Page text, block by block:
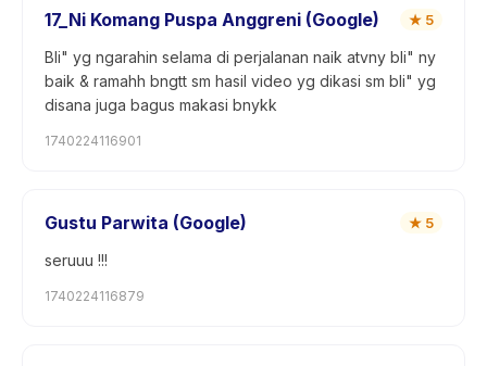
17_Ni Komang Puspa Anggreni (Google) ★ 5
Bli" yg ngarahin selama di perjalanan naik atvny bli" ny
baik & ramahh bngtt sm hasil video yg dikasi sm bli" yg
disana juga bagus makasi bnykk
1740224116901
Gustu Parwita (Google) ★ 5
seruuu !!!
1740224116879